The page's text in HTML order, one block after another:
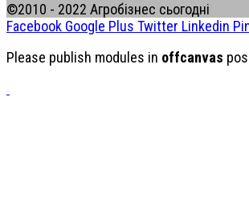
©2010 - 2022 Агробізнес сьогодні
Facebook Google Plus Twitter Linkedin
Please publish modules in offcanvas